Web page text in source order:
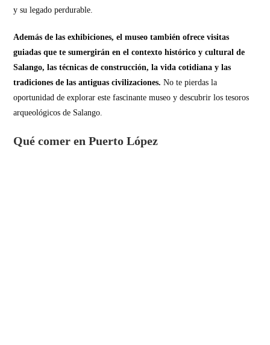
y su legado perdurable.
Además de las exhibiciones, el museo también ofrece visitas
guiadas que te sumergirán en el contexto histórico y cultural de
Salango, las técnicas de construcción, la vida cotidiana y las
tradiciones de las antiguas civilizaciones.No te pierdas la
oportunidad de explorar este fascinante museo y descubrir los tesoros
arqueológicos de Salango.
Qué comer en Puerto López